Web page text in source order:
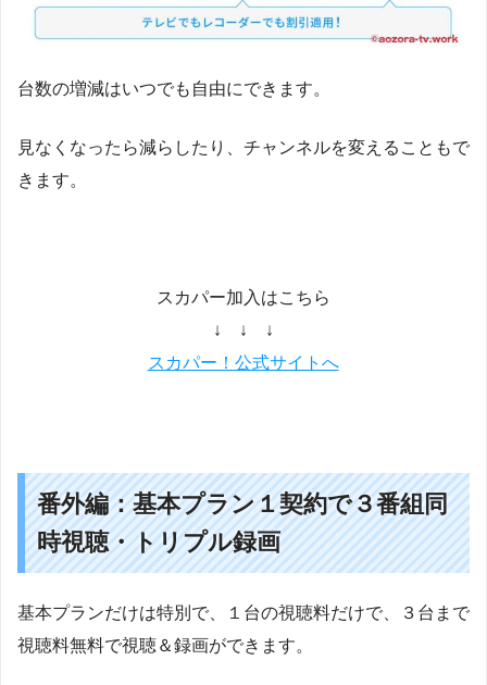
台数の増減はいつでも自由にできます。
見なくなったら減らしたり、チャンネルを変えることもで
きます。
スカパー加入はこちら
↓ ↓ ↓
スカパー！公式サイトへ
番外編：基本プラン１契約で３番組同
時視聴・トリプル録画
基本プランだけは特別で、１台の視聴料だけで、３台まで
視聴料無料で視聴＆録画ができます。